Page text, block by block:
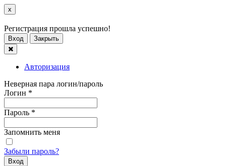
x
Регистрация прошла успешно!
Вход Закрыть
Авторизация
Неверная пара логин/пароль
Логин *
Пароль *
Запомнить меня
Забыли пароль?